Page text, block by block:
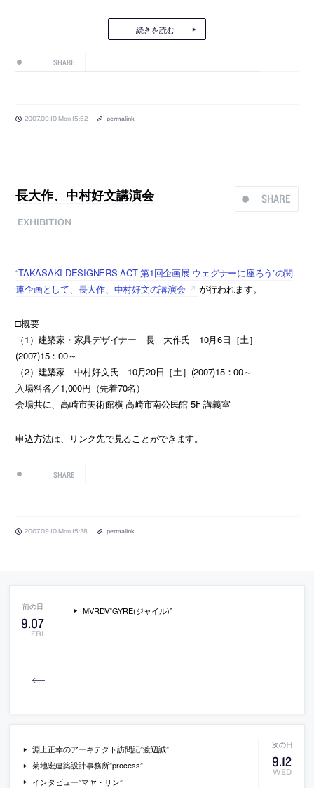
続きを読む
SHARE
2007.09.10 Mon 15:52 permalink
SHARE
長大作、中村好文講演会
EXHIBITION
“TAKASAKI DESIGNERS ACT 第1回企画展 ウェグナーに座ろう”の関
連企画として、長大作、中村好文の講演会
が行われます。
□概要
（1）建築家・家具デザイナー 長 大作氏 10月6日［土］
(2007)15：00～
（2）建築家 中村好文氏 10月20日［土］(2007)15：00～
入場料各／1,000円（先着70名）
会場共に、高崎市美術館横 高崎市南公民館 5F 講義室
申込方法は、リンク先で見ることができます。
SHARE
2007.09.10 Mon 15:38 permalink
9.07
FRI
MVRDV”GYRE(ジャイル)”
9.12
WED
淵上正幸のアーキテクト訪問記”渡辺誠”
菊地宏建築設計事務所”process”
インタビュー”マヤ・リン”